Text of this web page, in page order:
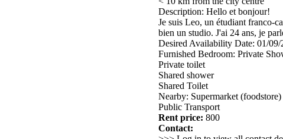
Description: Hello et bonjour!
Je suis Leo, un étudiant franco-
bien un studio. J'ai 24 ans, je
Desired Availability Date: 01/09/
Furnished Bedroom: Private
Private toilet
Shared shower
Shared Toilet
Nearby: Supermarket (foodstore)
Public Transport
Rent price: 800
Contact: